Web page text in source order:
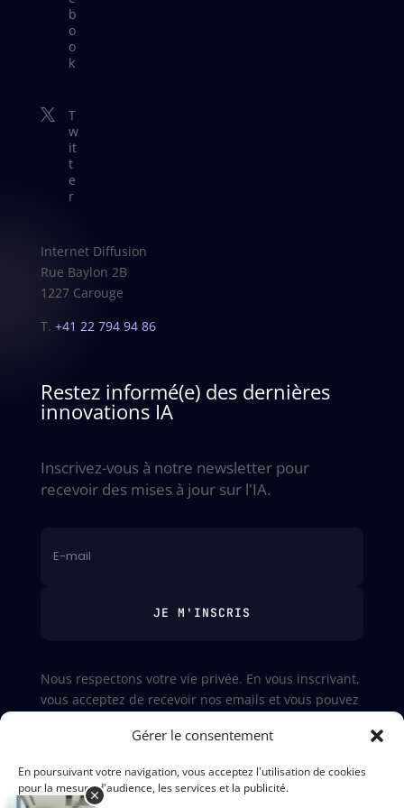
Gérer le consentement
En poursuivant votre navigation, vous acceptez l'utilisation de cookies
pour la mesure d'audience, les services et la publicité.
b
o
o
k

T
w
it
t
e
r
Internet Diffusion
Rue Baylon 2B
1227 Carouge
T. +41 22 794 94 86
Restez informé(e) des dernières
innovations IA
Inscrivez-vous à notre newsletter pour
recevoir des mises à jour sur l'IA.
JE M'INSCRIS
Nous respectons votre vie privée. En vous inscrivant,
vous acceptez de recevoir nos emails et vous pouvez
d'informations, consultez nosmentions légales